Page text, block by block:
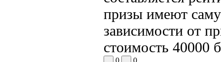
призы имеют
зависимости от
стоимость 40000
0 0